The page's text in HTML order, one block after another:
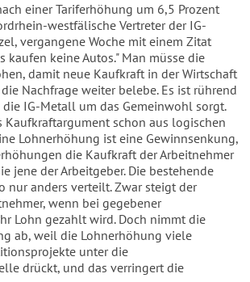
einer Tariferhöhung um 6,5 Prozent
westfälische Vertreter der IG-
vergangene Woche mit einem Zitat
kaufen keine Autos." Man müsse die
damit neue Kaufkraft in der Wirtschaft
Nachfrage weiter belebe. Es ist rührend
die IG-Metall um das Gemeinwohl sorgt.
Kaufkraftargument schon aus logischen
Lohnerhöhung ist eine Gewinnsenkung,
die Kaufkraft der Arbeitnehmer
jene der Arbeitgeber. Die bestehende
nur anders verteilt. Zwar steigt der
wenn bei gegebener
Lohn gezahlt wird. Doch nimmt die
ab, weil die Lohnerhöhung viele
unter die
drückt, und das verringert die